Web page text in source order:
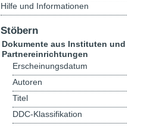
Hilfe und Informationen
Stöbern
Dokumente aus Instituten und
Partnereinrichtungen
Erscheinungsdatum
Autoren
Titel
DDC-Klassifikation